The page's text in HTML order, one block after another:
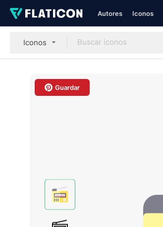
Autores Iconos
Iconos
Guardar